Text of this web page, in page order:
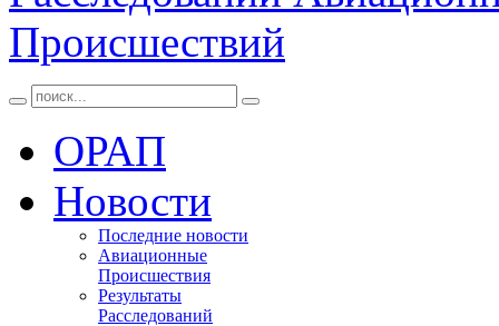
ОРАП
Новости
Последние новости
Авиационные
Происшествия
Результаты
Расследований